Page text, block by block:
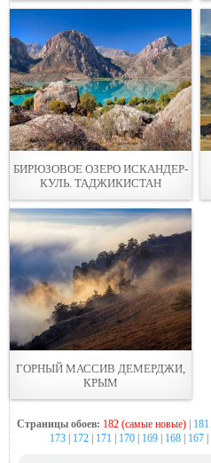
БИРЮЗОВОЕ ОЗЕРО ИСКАНДЕР-
КУЛЬ. ТАДЖИКИСТАН
ГОРНЫЙ МАССИВ ДЕМЕРДЖИ,
КРЫМ
Страницы обоев: 182 (самые новые)| 181
173| 172| 171 170| 169| 168| 167|